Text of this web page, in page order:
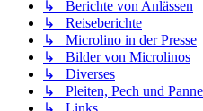
↳ Berichte von Anlässen
↳ Reiseberichte
↳ Microlino in der Presse
↳ Bilder von Microlinos
↳ Diverses
↳ Pleiten, Pech und